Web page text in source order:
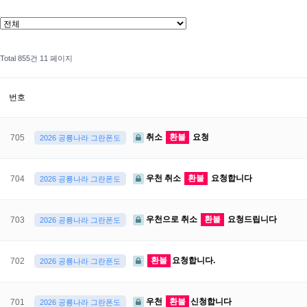
Total 855건 11 페이지
번호
705 2026 공룡나라 그란폰도 취소 환불 요청
704 2026 공룡나라 그란폰도 우천 취소 환불 요청합니다
703 2026 공룡나라 그란폰도 우천으로 취소 환불 요청드립니다
702 2026 공룡나라 그란폰도 환불 요청합니다.
701 2026 공룡나라 그란폰도 우천 환불 신청합니다